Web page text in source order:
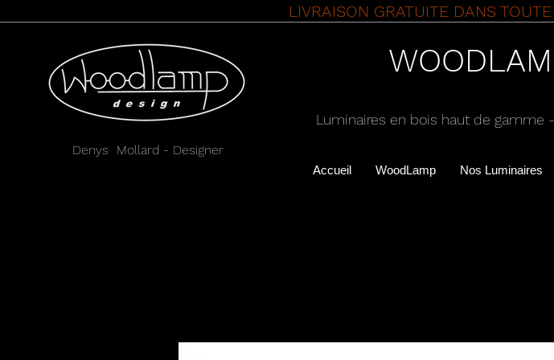
LIVRAISON GRATUITE DANS
Denys Mollard - Designer
Luminaires en bois haut de gamme
Accueil WoodLamp Nos Luminaires